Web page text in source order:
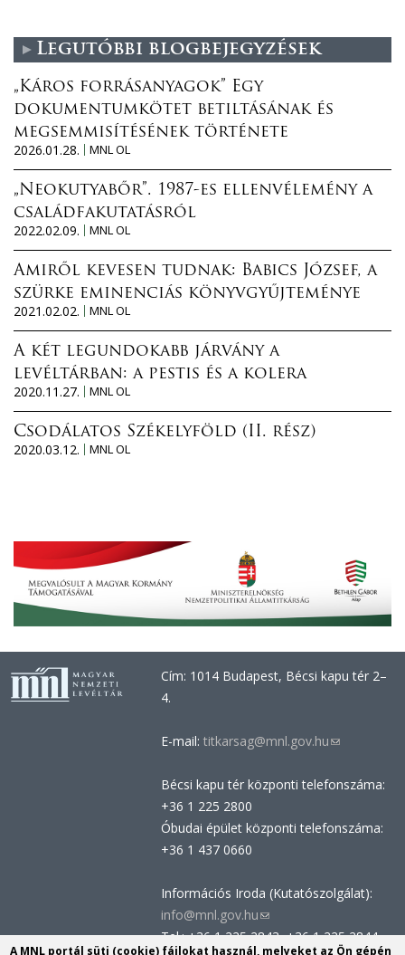
Legutóbbi blogbejegyzések
„Káros forrásanyagok” Egy
dokumentumkötet betiltásának és
megsemmisítésének története
2026.01.28.
MNL OL
„Neokutyabőr”. 1987-es ellenvélemény a
családfakutatásról
2022.02.09.
MNL OL
Amiről kevesen tudnak: Babics József, a
szürke eminenciás könyvgyűjteménye
2021.02.02.
MNL OL
A két legundokabb járvány a
levéltárban: a pestis és a kolera
2020.11.27.
MNL OL
Csodálatos Székelyföld (II. rész)
2020.03.12.
MNL OL
Cím: 1014 Budapest, Bécsi kapu tér 2–
4.
E-mail: titkarsag@mnl.gov.hu(link
e-
Bécsi kapu tér központi telefonszáma:
+36 1 225 2800
Óbudai épület központi telefonszáma:
+36 1 437 0660
Információs Iroda (Kutatószolgálat):
info@mnl.gov.hu(link
sends
Tel.: +36 1 225 2843, +36 1 225 2844
A MNL portál süti (cookie) fájlokat használ, melyeket az Ön gépén